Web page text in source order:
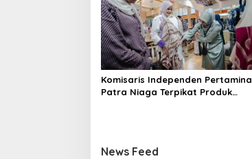
Komisaris Independen Pertamina
Patra Niaga Terpikat Produk
News Feed